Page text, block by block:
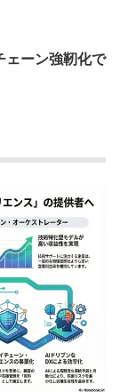
ェーン強靭化で